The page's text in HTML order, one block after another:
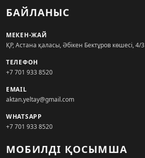
БАЙЛАНЫС
МЕКЕН-ЖАЙ
ҚР, Астана қаласы, Әбікен Бектұров көшесі, 4/3
ТЕЛЕФОН
+7 701 933 8520
EMAIL
aktan.yeltay@gmail.com
WHATSAPP
+7 701 933 8520
МОБИЛДІ ҚОСЫМША